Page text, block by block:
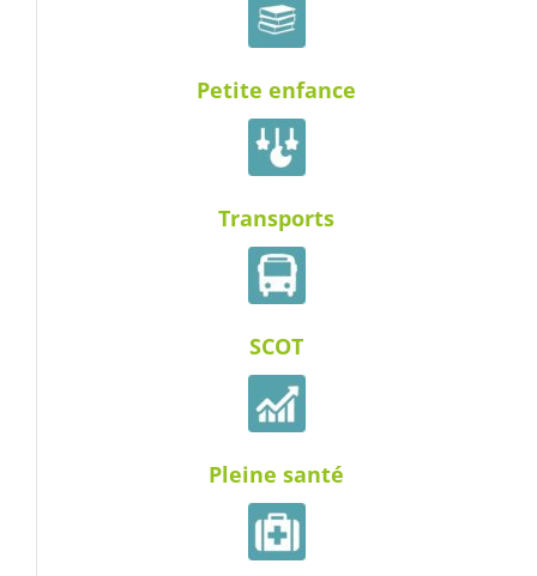
Petite enfance
Transports
SCOT
Pleine santé